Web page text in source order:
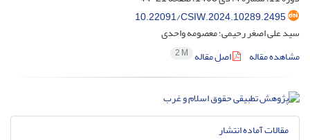
10.22091/CSIW.2024.10289.2495
سید علی اصغر رحیمی؛ معصومه واحدی
مشاهده مقاله
اصل مقاله 2 M
مقالات آماده انتشار